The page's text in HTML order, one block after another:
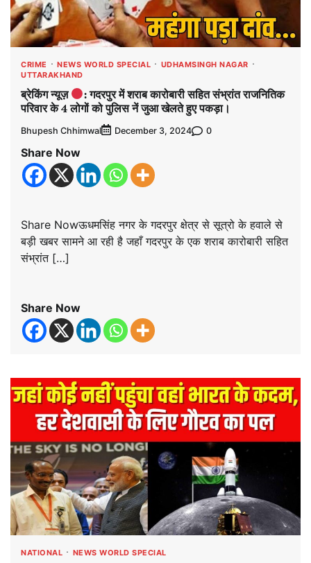
CRIME NEWS WORLD SPECIAL
UDHAMSINGH NAGAR
UTTARAKHAND
ब्रेकिंग न्यूज़
: गदरपुर में शराब कारोबारी सहित संभ्रांत राजनितिक
परिवार के 4 लोगों को पुलिस नें जुआ खेलते हुए पकड़ा।
Bhupesh Chhimwal December 3, 2024 0
Share Now
Share Nowऊधमसिंह नगर के गदरपुर क्षेत्र से सूत्रो के हवाले से
बड़ी खबर सामने आ रही है जहाँ गदरपुर के एक शराब कारोबारी सहित
संभ्रांत […]
Share Now
NATIONAL NEWS WORLD SPECIAL